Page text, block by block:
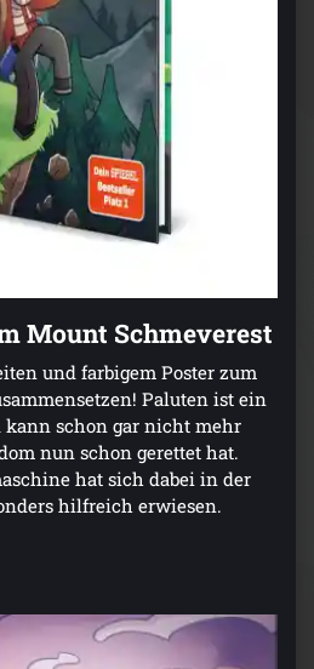
Mount Schmeverest
und farbigem Poster zum
Paluten ist ein
kann schon gar nicht mehr
nun schon gerettet hat.
hat sich dabei in der
hilfreich erwiesen.